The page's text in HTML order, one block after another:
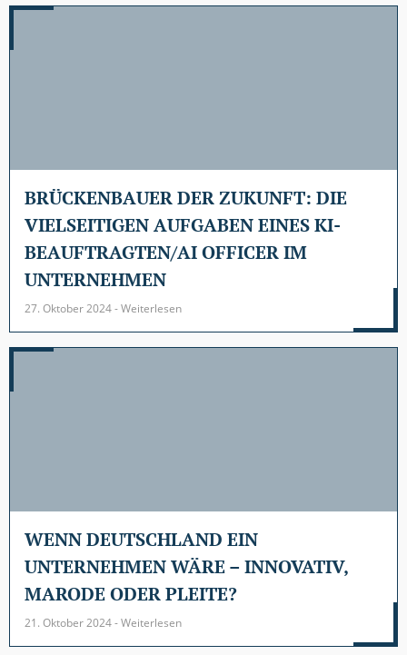
BRÜCKENBAUER DER ZUKUNFT: DIE
VIELSEITIGEN AUFGABEN EINES KI-
BEAUFTRAGTEN/AI OFFICER IM
UNTERNEHMEN
27. Oktober 2024 - Weiterlesen
WENN DEUTSCHLAND EIN
UNTERNEHMEN WÄRE – INNOVATIV,
MARODE ODER PLEITE?
21. Oktober 2024 - Weiterlesen